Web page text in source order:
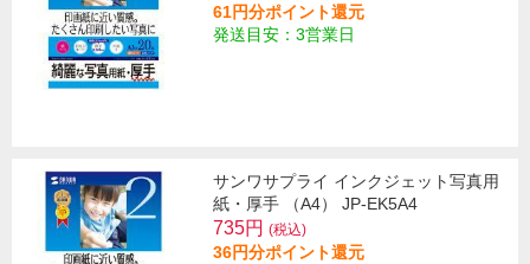
61円分ポイント還元
発送目安：3営業日
サンワサプライ インクジェット写真用
紙・厚手 （A4） JP-EK5A4
735円 (税込)
36円分ポイント還元